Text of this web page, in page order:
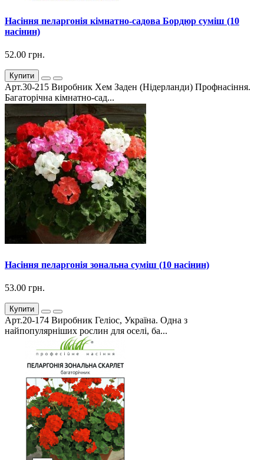
Насіння пеларгонія кімнатно-садова Бордюр суміш (10
насінин)
52.00 грн.
Купити
Арт.30-215 Виробник Хем Заден (Нідерланди) Профнасіння.
Багаторічна кімнатно-сад...
Насіння пеларгонія зональна суміш (10 насінин)
53.00 грн.
Купити
Арт.20-174 Виробник Геліос, Україна. Одна з
найпопулярніших рослин для оселі, ба...